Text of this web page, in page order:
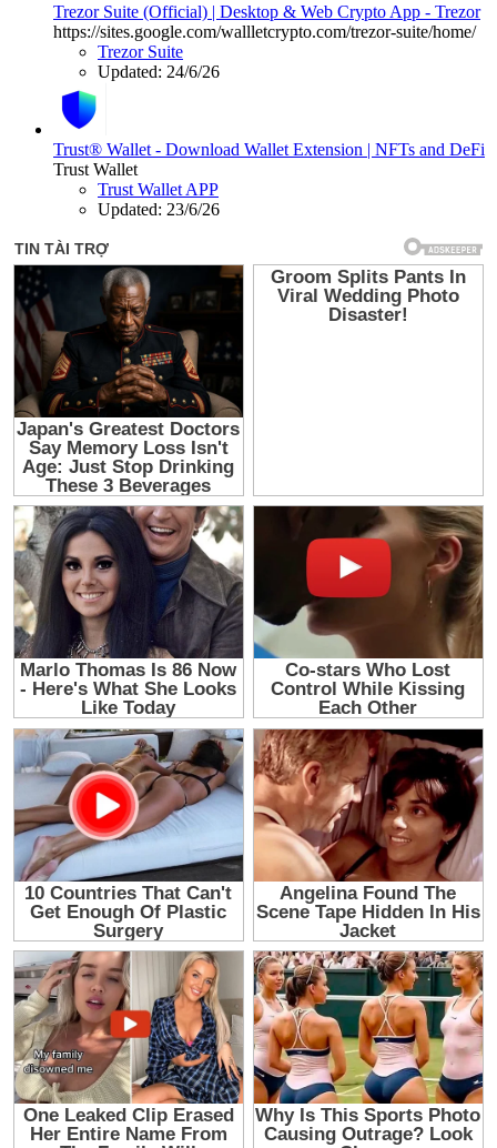
Trezor Suite (Official) | Desktop & Web Crypto App - Trezor
https://sites.google.com/wallletcrypto.com/trezor-suite/home/
Trezor Suite
Updated: 24/6/26
Trust® Wallet - Download Wallet Extension | NFTs and DeFi
Trust Wallet
Trust Wallet APP
Updated: 23/6/26